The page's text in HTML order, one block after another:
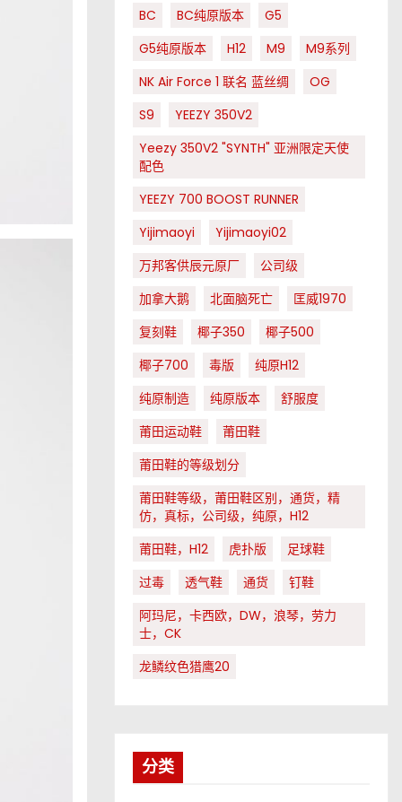
BC BC纯原版本
G5
G5纯原版本
H12 M9
M9系列
NK Air Force 1 联名 蓝丝绸
OG
S9
YEEZY 350V2
Yeezy 350V2 "SYNTH" 亚洲限定天使
配色
YEEZY 700 BOOST RUNNER
Yijimaoyi
Yijimaoyi02
万邦客供辰元原厂
公司级
加拿大鹅
北面脑死亡
匡威1970
复刻鞋
椰子350
椰子500
椰子700
毒版
纯原H12
纯原制造
纯原版本
舒服度
莆田运动鞋
莆田鞋
莆田鞋的等级划分
莆田鞋等级，莆田鞋区别，通货，精
仿，真标，公司级，纯原，H12
莆田鞋，H12
虎扑版
足球鞋
过毒
透气鞋 通货
钉鞋
阿玛尼，卡西欧，DW，浪琴，劳力
士，CK
龙鳞纹色猎鹰20
分类